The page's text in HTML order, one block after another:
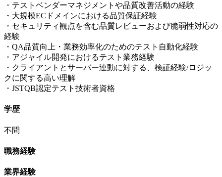
・テストベンダーマネジメントや品質改善活動の経験
・大規模ECドメインにおける品質保証経験
・セキュリティ観点を含む品質レビューおよび脆弱性対応の
経験
・QA品質向上・業務効率化のためのテスト自動化経験
・アジャイル開発におけるテスト業務経験
・クライアントとサーバー連動に対する、検証経験/ロジッ
クに関する高い理解
・JSTQB認定テスト技術者資格
学歴
不問
職務経験
業界経験